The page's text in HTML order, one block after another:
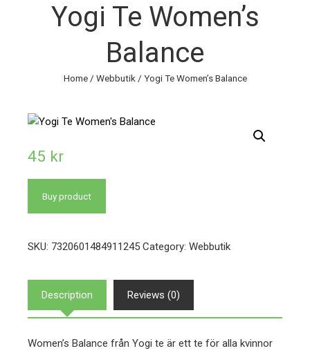
Yogi Te Women’s
Balance
Home/ Webbutik / Yogi Te Women’s Balance
45 kr
Buy product
SKU: 7320601484911245 Category: Webbutik
Description Reviews (0)
Women’s Balance från Yogi te är ett te för alla kvinnor